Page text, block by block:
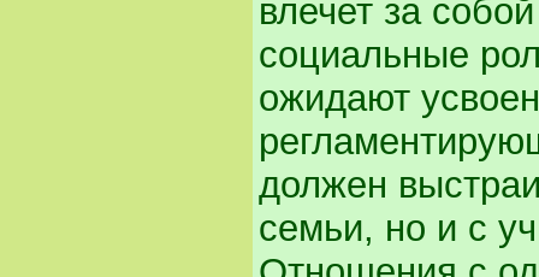
влечет за
социальные
ожидают
должен
семьи, но и с